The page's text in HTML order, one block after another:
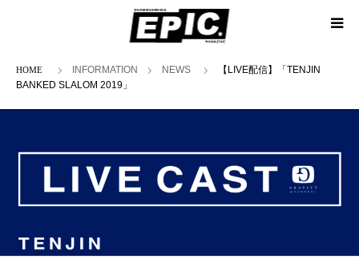
ホームINFORMATION NEWS
【LIVE配信】「TENJIN
BANKED SLALOM 2019」